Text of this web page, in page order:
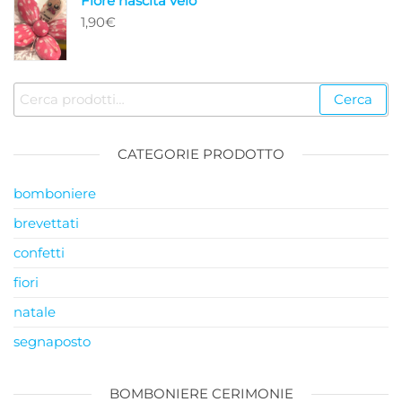
1,90€
Cerca: Cerca
CATEGORIE PRODOTTO
bomboniere
brevettati
confetti
fiori
natale
segnaposto
BOMBONIERE CERIMONIE